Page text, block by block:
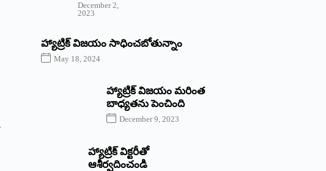
December 2,
2023
హ్యాట్రిక్‌ విజయం సాధించబోతున్నాం
May 18, 2024
హ్యాట్రిక్ విజయం మరింత
బాధ్యతను పెంచింది
December 9, 2023
హ్యాట్రిక్‌ ‌విక్టరీతో
ఆశీర్వదించండి